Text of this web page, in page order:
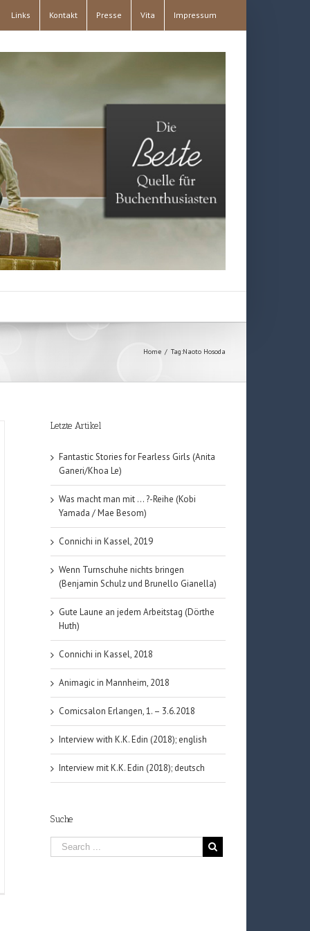
Links Kontakt Presse Vita Impressum
Home / Tag:Naoto Hosoda
Letzte Artikel
Fantastic Stories for Fearless Girls (Anita
Ganeri/Khoa Le)
Was macht man mit … ?-Reihe (Kobi
Yamada / Mae Besom)
Connichi in Kassel, 2019
Wenn Turnschuhe nichts bringen
(Benjamin Schulz und Brunello Gianella)
Gute Laune an jedem Arbeitstag (Dörthe
Huth)
Connichi in Kassel, 2018
Animagic in Mannheim, 2018
Comicsalon Erlangen, 1. – 3.6.2018
Interview with K.K. Edin (2018); english
Interview mit K.K. Edin (2018); deutsch
Suche